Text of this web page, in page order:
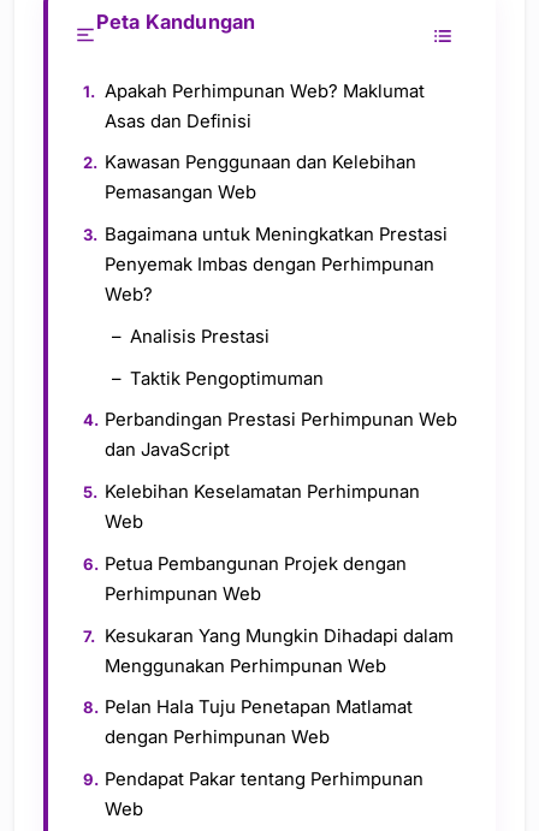
Peta Kandungan
Apakah Perhimpunan Web? Maklumat
Asas dan Definisi
Kawasan Penggunaan dan Kelebihan
Pemasangan Web
Bagaimana untuk Meningkatkan Prestasi
Penyemak Imbas dengan Perhimpunan
Web?
Analisis Prestasi
Taktik Pengoptimuman
Perbandingan Prestasi Perhimpunan Web
dan JavaScript
Kelebihan Keselamatan Perhimpunan
Web
Petua Pembangunan Projek dengan
Perhimpunan Web
Kesukaran Yang Mungkin Dihadapi dalam
Menggunakan Perhimpunan Web
Pelan Hala Tuju Penetapan Matlamat
dengan Perhimpunan Web
Pendapat Pakar tentang Perhimpunan
Web